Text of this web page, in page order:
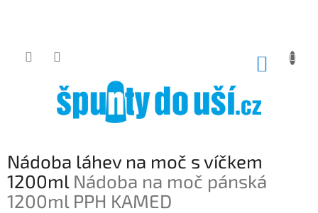
Nádoba láhev na moč s víčkem
1200ml Nádoba na moč pánská
1200ml PPH KAMED